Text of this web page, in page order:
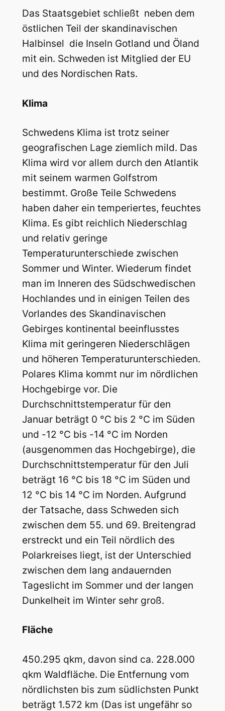
Das Staatsgebiet schließt  neben dem
östlichen Teil der skandinavischen
Halbinsel  die Inseln Gotland und Öland
mit ein. Schweden ist Mitglied der EU
und des Nordischen Rats.
Klima
Schwedens Klima ist trotz seiner
geografischen Lage ziemlich mild. Das
Klima wird vor allem durch den Atlantik
mit seinem warmen Golfstrom
bestimmt. Große Teile Schwedens
haben daher ein temperiertes, feuchtes
Klima. Es gibt reichlich Niederschlag
und relativ geringe
Temperaturunterschiede zwischen
Sommer und Winter. Wiederum findet
man im Inneren des Südschwedischen
Hochlandes und in einigen Teilen des
Vorlandes des Skandinavischen
Gebirges kontinental beeinflusstes
Klima mit geringeren Niederschlägen
und höheren Temperaturunterschieden.
Polares Klima kommt nur im nördlichen
Hochgebirge vor. Die
Durchschnittstemperatur für den
Januar beträgt 0 °C bis 2 °C im Süden
und -12 °C bis -14 °C im Norden
(ausgenommen das Hochgebirge), die
Durchschnittstemperatur für den Juli
beträgt 16 °C bis 18 °C im Süden und
12 °C bis 14 °C im Norden. Aufgrund
der Tatsache, dass Schweden sich
zwischen dem 55. und 69. Breitengrad
erstreckt und ein Teil nördlich des
Polarkreises liegt, ist der Unterschied
zwischen dem lang andauernden
Tageslicht im Sommer und der langen
Dunkelheit im Winter sehr groß.
Fläche
450.295 qkm, davon sind ca. 228.000
qkm Waldfläche. Die Entfernung vom
nördlichsten bis zum südlichsten Punkt
beträgt 1.572 km (Das ist ungefähr so